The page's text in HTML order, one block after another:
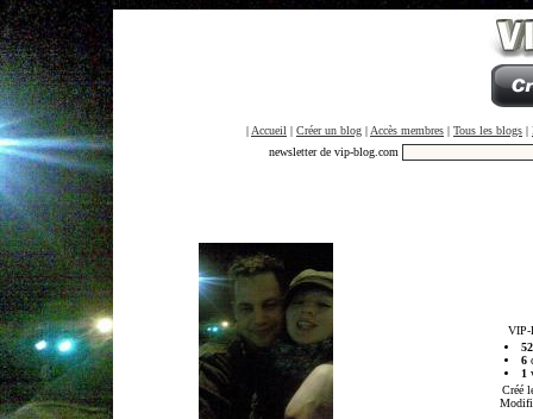
| Accueil | Créer un blog | Accès membres | Tous les blogs |
newsletter de vip-blog.com
VIP-
52
6
1
Créé